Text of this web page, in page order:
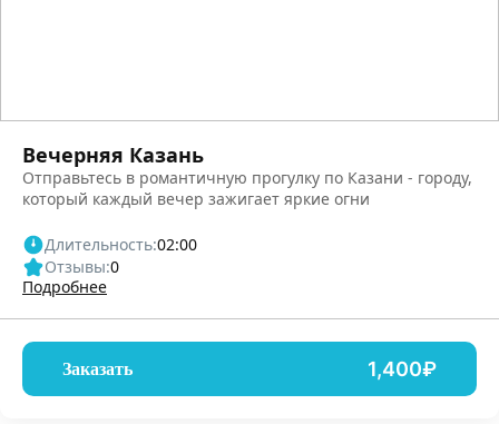
Вечерняя Казань
Отправьтесь в романтичную прогулку по Казани - городу,
который каждый вечер зажигает яркие огни
Длительность:02:00
Отзывы:0
Подробнее
Заказать 1,400₽